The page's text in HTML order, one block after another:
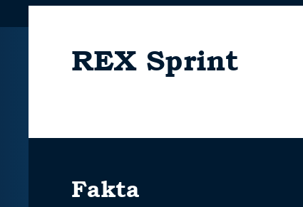
REX Sprint
Fakta